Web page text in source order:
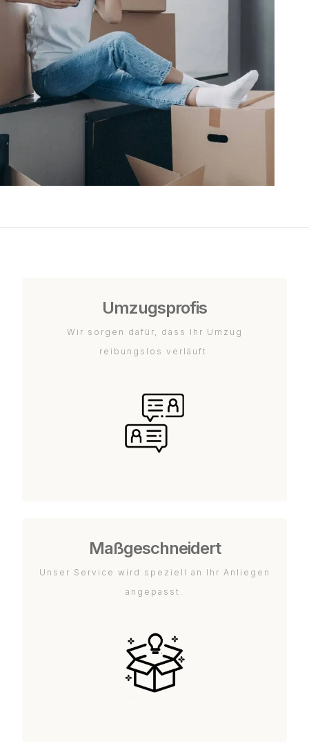
Umzugsprofis
Wir sorgen dafür, dass Ihr Umzug
reibungslos verläuft.
Maßgeschneidert
Unser Service wird speziell an Ihr Anliegen
angepasst.